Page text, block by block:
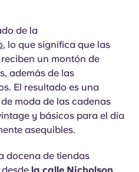
de la
, lo que significa que las
un montón de
además de las
El resultado es una
moda de las cadenas
y básicos para el día
asequibles.
docena de tiendas
la calle Nicholson